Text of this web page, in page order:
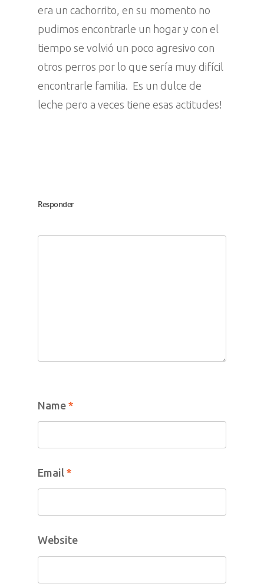
era un cachorrito, en su momento no
pudimos encontrarle un hogar y con el
tiempo se volvió un poco agresivo con
otros perros por lo que sería muy difícil
encontrarle familia. Es un dulce de
leche pero a veces tiene esas actitudes!
Responder
Name *
Email *
Website
Adoptar